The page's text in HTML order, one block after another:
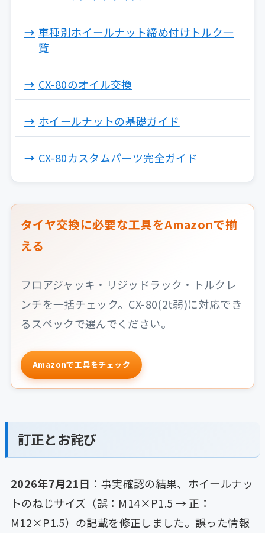
車種別ホイールナット締め付けトルク一
覧
CX-80のオイル交換
ホイールナットの基礎ガイド
CX-80カスタムパーツ完全ガイド
タイヤ交換に必要な工具をAmazonで揃
える
フロアジャッキ・リジッドラック・トルクレ
ンチを一括チェック。CX-80(2t弱)に対応でき
るスペックで選んでください。
Amazonで工具をチェック
訂正とお詫び
2026年7月21日 ：事実確認の結果、ホイールナッ
トのねじサイズ（誤：M14×P1.5 → 正：
M12×P1.5）の記載を修正しました。誤った情報